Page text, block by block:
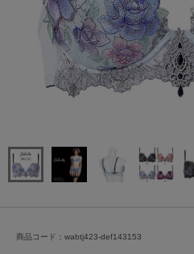
商品コード：wabtj423-def143153